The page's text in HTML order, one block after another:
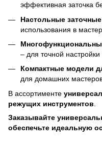
эффективная заточка
Настольные заточные
использования в
– для точной
Компактные модели
для домашних
В ассортименте
режущих инструментов
Заказывайте
обеспечьте идеальную